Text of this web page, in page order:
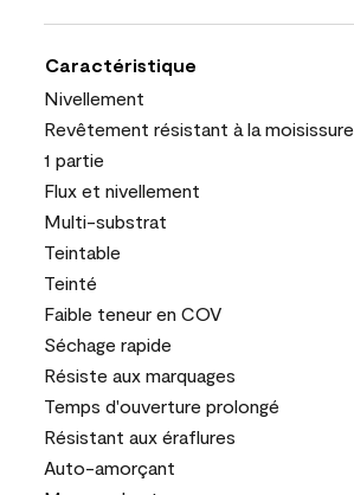
Caractéristique
Nivellement
Revêtement résistant à la moisissure
1 partie
Flux et nivellement
Multi-substrat
Teintable
Teinté
Faible teneur en COV
Séchage rapide
Résiste aux marquages
Temps d'ouverture prolongé
Résistant aux éraflures
Auto-amorçant